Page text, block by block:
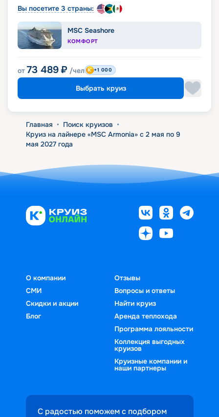
Вы посетите 3 страны:
MSC Seashore
КОМФОРТ
от 73 489 ₽ /чел +1 000
Выбрать круиз
Главная • Поиск круизов •
Круиз на лайнере «MSC Armonia» с 2 мая по 9
мая 2027 года
О компании
СМИ
Скидки и акции
Блог
Отзывы
Вопросы и ответы
Найти круиз
Аренда теплохода
Программа лояльности
Коллекция выгодных
круизов
Круизные компании и
наши партнеры
С радостью поможем с подбором